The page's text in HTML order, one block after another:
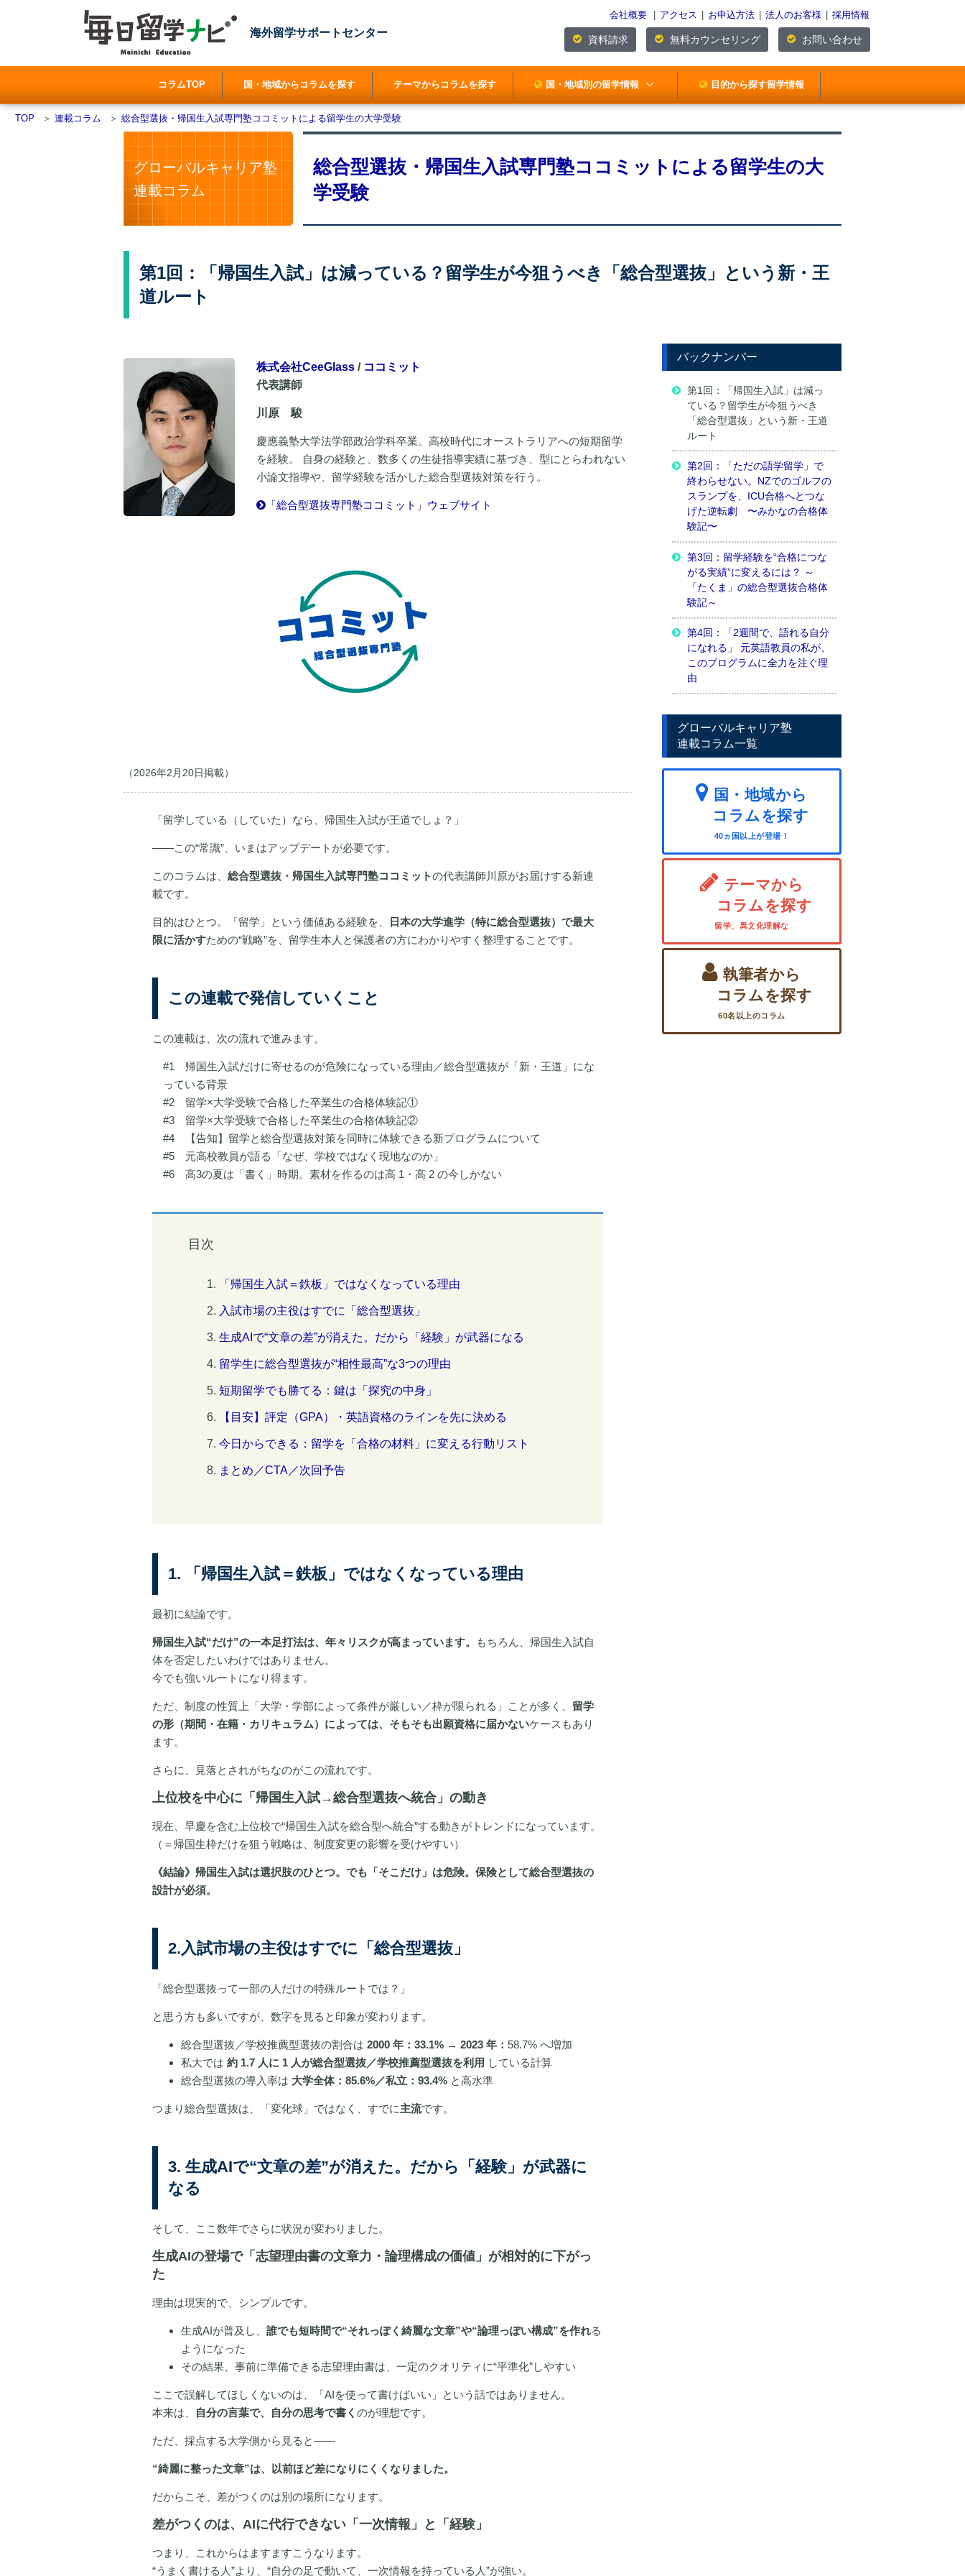
海外留学サポートセンター
会社概要 アクセス お申込方法 法人のお客様 採用情報
資料請求 無料カウンセリング お問い合わせ
コラムTOP 国・地域からコラムを探す テーマからコラムを探す 国・地域別の留学情報 目的から探す留学情報
TOP ＞ 連載コラム ＞ 総合型選抜・帰国生入試専門塾ココミットによる留学生の大学受験
グローバルキャリア塾
連載コラム
総合型選抜・帰国生入試専門塾ココミットによる留学生の大
学受験
第1回：「帰国生入試」は減っている？留学生が今狙うべき「総合型選抜」という新・王
道ルート
株式会社CeeGlass/ ココミット
代表講師
川原 駿
慶應義塾大学法学部政治学科卒業。高校時代にオーストラリアへの短期留学
を経験。 自身の経験と、数多くの生徒指導実績に基づき、型にとらわれない
小論文指導や、留学経験を活かした総合型選抜対策を行う。
「総合型選抜専門塾ココミット」ウェブサイト
（2026年2月20日掲載）
「留学している（していた）なら、帰国生入試が王道でしょ？」
——この“常識”、いまはアップデートが必要です。
このコラムは、 総合型選抜・帰国生入試専門塾ココミットの代表講師川原がお届けする新連
載です。
目的はひとつ。「留学」という価値ある経験を、
日本の大学進学（特に総合型選抜）で最大
限に活かすための“戦略”を、留学生本人と保護者の方にわかりやすく整理することです。
この連載で発信していくこと
この連載は、次の流れで進みます。
#1 帰国生入試だけに寄せるのが危険になっている理由／総合型選抜が「新・王道」にな
っている背景
#2 留学×大学受験で合格した卒業生の合格体験記①
#3 留学×大学受験で合格した卒業生の合格体験記②
#4 【告知】留学と総合型選抜対策を同時に体験できる新プログラムについて
#5 元高校教員が語る「なぜ、学校ではなく現地なのか」
#6 高3の夏は「書く」時期。素材を作るのは高 1・高 2 の今しかない
目次
「帰国生入試＝鉄板」ではなくなっている理由
入試市場の主役はすでに「総合型選抜」
生成AIで“文章の差”が消えた。だから「経験」が武器になる
留学生に総合型選抜が“相性最高”な3つの理由
短期留学でも勝てる：鍵は「探究の中身」
【目安】評定（GPA）・英語資格のラインを先に決める
今日からできる：留学を「合格の材料」に変える行動リスト
まとめ／CTA／次回予告
1. 「帰国生入試＝鉄板」ではなくなっている理由
最初に結論です。
帰国生入試“だけ”の一本足打法は、年々リスクが高まっています。
もちろん、帰国生入試自
体を否定したいわけではありません。
今でも強いルートになり得ます。
ただ、制度の性質上「大学・学部によって条件が厳しい／枠が限られる」ことが多く、 留学
の形（期間・在籍・カリキュラム）によっては、そもそも出願資格に届かないケースもあり
ます。
さらに、見落とされがちなのがこの流れです。
上位校を中心に「帰国生入試→総合型選抜へ統合」の動き
現在、早慶を含む上位校で“帰国生入試を総合型へ統合”する動きがトレンドになっています。
（＝帰国生枠だけを狙う戦略は、制度変更の影響を受けやすい）
《結論》帰国生入試は選択肢のひとつ。でも「そこだけ」は危険。保険として総合型選抜の
設計が必須。
2.入試市場の主役はすでに「総合型選抜」
「総合型選抜って一部の人だけの特殊ルートでは？」
と思う方も多いですが、数字を見ると印象が変わります。
総合型選抜／学校推薦型選抜の割合は 2000 年：33.1% → 2023 年： 58.7% へ増加
私大では 約 1.7 人に 1 人が総合型選抜／学校推薦型選抜を利用 している計算
総合型選抜の導入率は 大学全体：85.6%／私立：93.4%と高水準
つまり総合型選抜は、「変化球」ではなく、すでに主流です。
3. 生成AIで“文章の差”が消えた。だから「経験」が武器に
なる
そして、ここ数年でさらに状況が変わりました。
生成AIの登場で「志望理由書の文章力・論理構成の価値」が相対的に下がっ
た
理由は現実的で、シンプルです。
生成AIが普及し、 誰でも短時間で“それっぽく綺麗な文章”や“論理っぽい構成”を作れる
ようになった
その結果、事前に準備できる志望理由書は、一定のクオリティに“平準化”しやすい
ここで誤解してほしくないのは、「AIを使って書けばいい」という話ではありません。
本来は、
自分の言葉で、自分の思考で書く のが理想です。
ただ、採点する大学側から見ると——
“綺麗に整った文章”は、以前ほど差になりにくくなりました。
だからこそ、差がつくのは別の場所になります。
差がつくのは、AIに代行できない「一次情報」と「経験」
つまり、これからはますますこうなります。
“うまく書ける人”より、“自分の足で動いて、一次情報を持っている人”が強い。
バックナンバー
第1回：「帰国生入試」は減っ
ている？留学生が今狙うべき
「総合型選抜」という新・王道
ルート
第2回：「ただの語学留学」で
終わらせない。NZでのゴルフの
スランプを、ICU合格へとつな
げた逆転劇 〜みかなの合格体
験記〜
第3回：留学経験を“合格につな
がる実績”に変えるには？ ～
「たくま」の総合型選抜合格体
験記～
第4回：「2週間で、語れる自分
になれる」 元英語教員の私が、
このプログラムに全力を注ぐ理
由
グローバルキャリア塾
連載コラム一覧
国・地域から
コラムを探す
40ヵ国以上が登場！
テーマから
コラムを探す
留学、異文化理解な
執筆者から
コラムを探す
60名以上のコラム